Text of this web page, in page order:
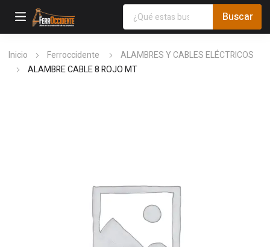
Inicio Ferroccidente
ALAMBRES Y CABLES ELÉCTRICOS
ALAMBRE CABLE 8 ROJO MT